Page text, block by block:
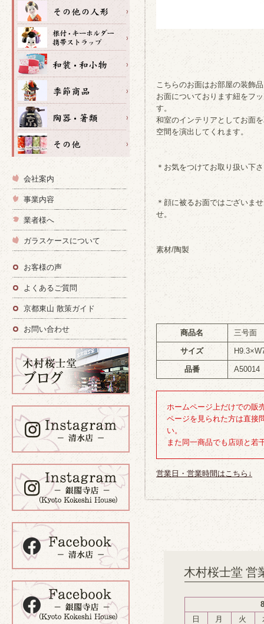
こちらのお面はお部屋の装飾
お面についております紐をフ
す。
和室のインテリアとしてお面
空間を演出してくれます。
＊お気をつけてお取り扱い下
＊顔に被るお面ではございま
せ。
素材/陶製
商品名 三号面
サイズ
品番 A50014
ホームページ上だけでの販
ページを見られた方は直接
い。
また同一商品でも店頭と若
営業日・営業時間はこちら↓
木村桜士堂 営
日
月 火
会社案内
事業内容
業者様へ
ガラスケースについて
お客様の声
よくあるご質問
京都東山 散策ガイド
お問い合わせ